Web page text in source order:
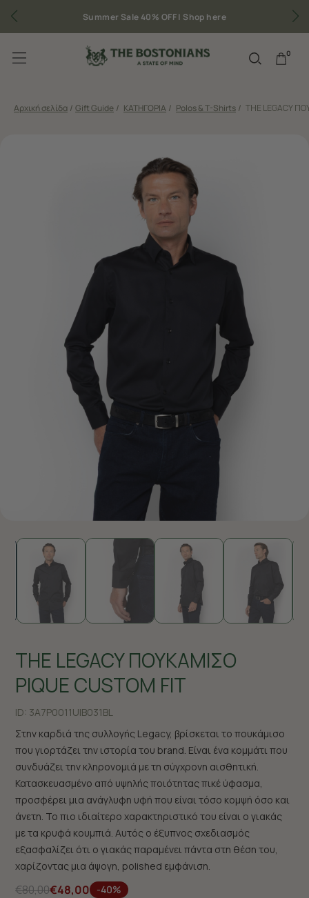
Summer Sale 40% OFF | Shop here
0
Αρχική σελίδα / Gift Guide / ΚΑΤΗΓΟΡΙΑ / Polos & T-Shirts / THE LEGACY
THE LEGACY ΠΟΥΚΑΜΙΣΟ
PIQUE CUSTOM FIT
ID: 3A7P0011U|B031BL
Στην καρδιά της συλλογής Legacy, βρίσκεται το πουκάμισο
που γιορτάζει την ιστορία του brand. Είναι ένα κομμάτι που
συνδυάζει την κληρονομιά με τη σύγχρονη αισθητική.
Κατασκευασμένο από υψηλής ποιότητας πικέ ύφασμα,
προσφέρει μια ανάγλυφη υφή που είναι τόσο κομψή όσο και
άνετη. Το πιο ιδιαίτερο χαρακτηριστικό του είναι ο γιακάς
με τα κρυφά κουμπιά. Αυτός ο έξυπνος σχεδιασμός
εξασφαλίζει ότι ο γιακάς παραμένει πάντα στη θέση του,
χαρίζοντας μια άψογη, polished εμφάνιση.
€80,00€48,00 -40%